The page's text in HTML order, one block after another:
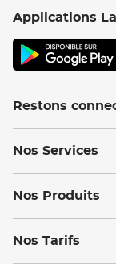
Applications
Restons
Nos Services
Nos Produits
Nos Tarifs